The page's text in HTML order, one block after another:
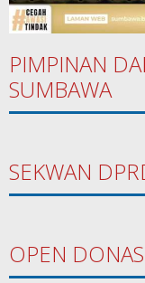
PIMPINAN
SUMBAWA
SEKWAN
OPEN